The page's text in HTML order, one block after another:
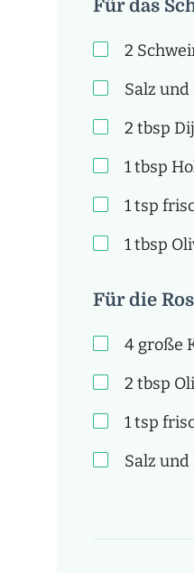
Für das
2
Salz
2 tbsp
1tbsp
1tsp
1tbsp
Für die
4 große
2 tbsp
1tsp
Salz